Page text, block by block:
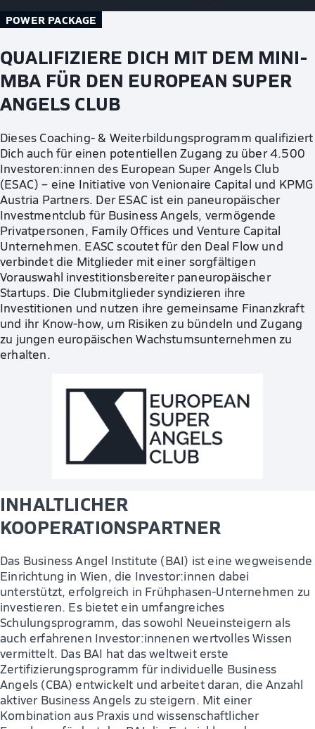
POWER PACKAGE
QUALIFIZIERE DICH MIT DEM MINI-
MBA FÜR DEN EUROPEAN SUPER
ANGELS CLUB
Dieses Coaching- & Weiterbildungsprogramm qualifiziert
Dich auch für einen potentiellen Zugang zu über 4.500
Investoren:innen des European Super Angels Club
(ESAC) – eine Initiative von Venionaire Capital und KPMG
Austria Partners. Der ESAC ist ein paneuropäischer
Investmentclub für Business Angels, vermögende
Privatpersonen, Family Offices und Venture Capital
Unternehmen. EASC scoutet für den Deal Flow und
verbindet die Mitglieder mit einer sorgfältigen
Vorauswahl investitionsbereiter paneuropäischer
Startups. Die Clubmitglieder syndizieren ihre
Investitionen und nutzen ihre gemeinsame Finanzkraft
und ihr Know-how, um Risiken zu bündeln und Zugang
zu jungen europäischen Wachstumsunternehmen zu
erhalten.
INHALTLICHER
KOOPERATIONSPARTNER
Das Business Angel Institute (BAI) ist eine wegweisende
Einrichtung in Wien, die Investor:innen dabei
unterstützt, erfolgreich in Frühphasen-Unternehmen zu
investieren. Es bietet ein umfangreiches
Schulungsprogramm, das sowohl Neueinsteigern als
auch erfahrenen Investor:innenen wertvolles Wissen
vermittelt. Das BAI hat das weltweit erste
Zertifizierungsprogramm für individuelle Business
Angels (CBA) entwickelt und arbeitet daran, die Anzahl
aktiver Business Angels zu steigern. Mit einer
Kombination aus Praxis und wissenschaftlicher